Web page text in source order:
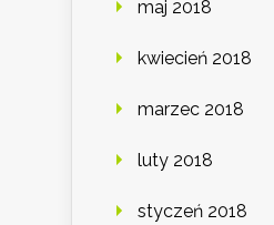
maj 2018
kwiecień 2018
marzec 2018
luty 2018
styczeń 2018